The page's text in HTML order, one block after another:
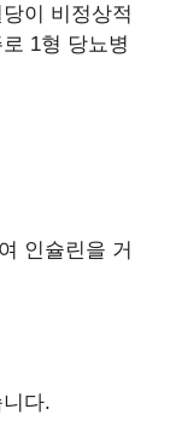
이 비정상적
1형 당뇨병
인슐린을 거
다.